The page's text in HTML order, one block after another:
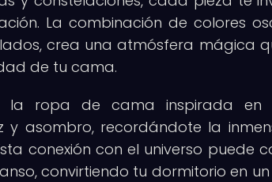
La combinación de colores
crea una atmósfera mágica
de tu cama.
la ropa de cama inspirada en
asombro, recordándote la
conexión con el universo puede
convirtiendo tu dormitorio en